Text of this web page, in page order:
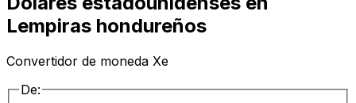
Lempiras hondureños
Convertidor de moneda Xe
De: